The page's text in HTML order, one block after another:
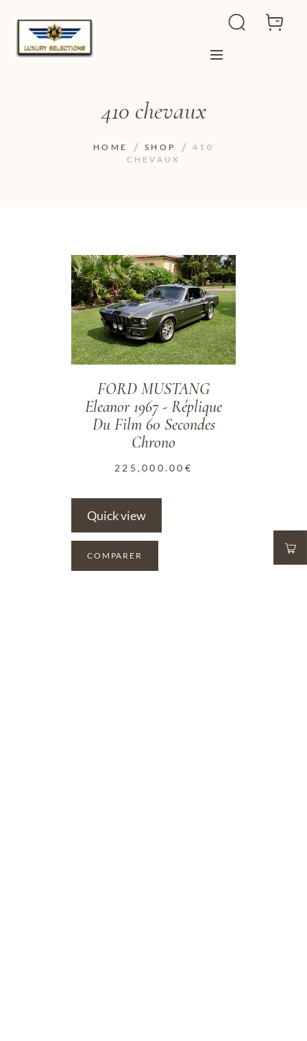
410 chevaux
HOME SHOP
410
CHEVAUX
ADD TO WISHLIST
FORD MUSTANG
Eleanor 1967 - Réplique
Du Film 60 Secondes
Chrono
225,000.00 €
Quick view
COMPARER